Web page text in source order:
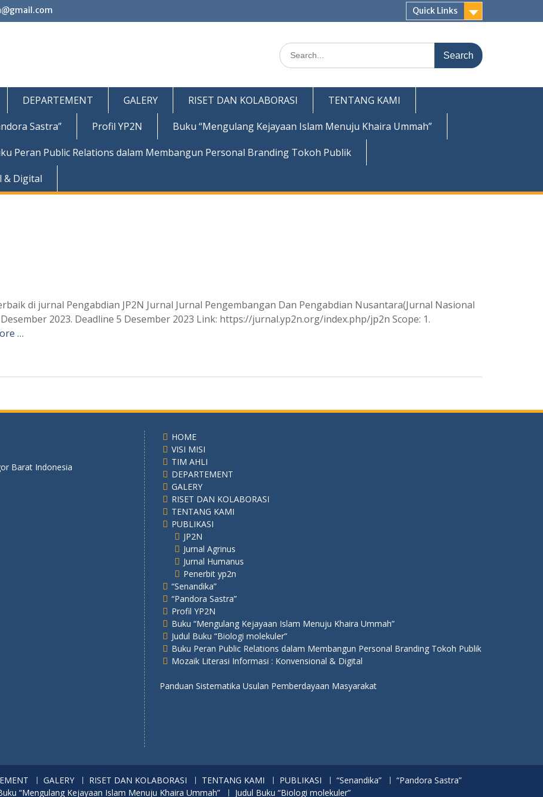
Quick Links
Search
for:
DEPARTEMENT GALERY RISET DAN KOLABORASI
TENTANG KAMI
Sastra” Profil YP2N
Buku “Mengulang Kejayaan Islam Menuju Khaira Ummah”
Peran Public Relations dalam Membangun Personal Branding Tokoh Publik
& Digital
di jurnal Pengabdian JP2N Jurnal Jurnal Pengembangan Dan Pengabdian Nusantara(Jurnal Nasional
2023. Deadline 5 Desember 2023 Link: https://jurnal.yp2n.org/index.php/jp2n Scope: 1.
…
Barat Indonesia
HOME
VISI MISI
TIM AHLI
DEPARTEMENT
GALERY
RISET DAN KOLABORASI
TENTANG KAMI
PUBLIKASI
JP2N
Jurnal Agrinus
Jurnal Humanus
Penerbit yp2n
“Senandika”
“Pandora Sastra”
Profil YP2N
Buku “Mengulang Kejayaan Islam Menuju Khaira Ummah”
Judul Buku “Biologi molekuler”
Buku Peran Public Relations dalam Membangun Personal Branding Tokoh Publik
Mozaik Literasi Informasi : Konvensional & Digital
Panduan Sistematika Usulan Pemberdayaan Masyarakat
GALERY RISET DAN KOLABORASI TENTANG KAMI PUBLIKASI “Senandika”
“Pandora Sastra”
“Mengulang Kejayaan Islam Menuju Khaira Ummah” Judul Buku “Biologi molekuler”